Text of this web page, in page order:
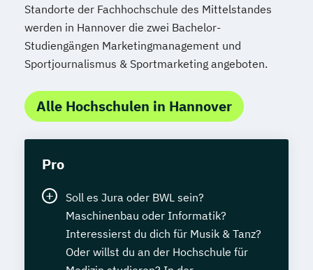
Standorte der Fachhochschule des Mittelstandes
werden in Hannover die zwei Bachelor-
Studiengängen Marketingmanagement und
Sportjournalismus & Sportmarketing angeboten.
Alle Hochschulen in Hannover
Pro
Soll es Jura oder BWL sein?
Maschinenbau oder Informatik?
Interessierst du dich für Musik & Tanz?
Oder willst du an der Hochschule für